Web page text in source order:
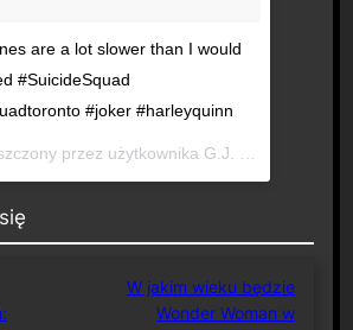
are a lot slower than I would
#SuicideSquad
#joker #harleyquinn
Film zamieszczony przez użytkownika G.J. Evans (@gjrevans)
W jakim wieku będzie
Wonder Woman w